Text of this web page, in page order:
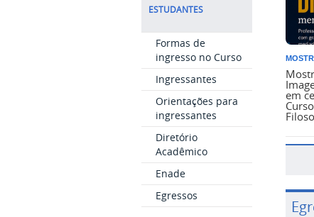
ESTUDANTES
Formas de
ingresso no Curso
Ingressantes
Orientações para
ingressantes
Diretório
Acadêmico
Enade
Egressos
em